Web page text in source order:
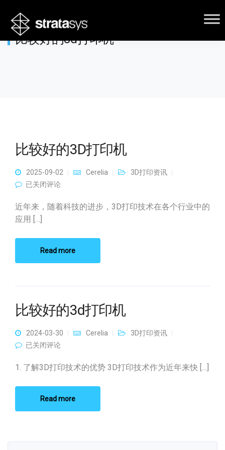
比较好的3d打印机
比较好的3D打印机
2025-09-02 Cerelia
3D打印资讯
比较好的3D打印机
已关闭评论
近年来，随着科技的进步，3D打印技术在各个行业中的
应用 […]
Read more
比较好的3d打印机
2024-03-30 Cerelia
3D打印资讯
比较好的3d打印机
已关闭评论
1. 了解3D打印技术的优势 3D打印技术作为近年来快 […]
Read more